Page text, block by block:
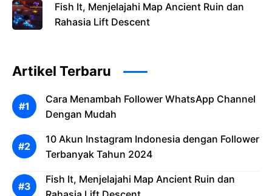
Fish It, Menjelajahi Map Ancient Ruin dan
Rahasia Lift Descent
Artikel Terbaru
Cara Menambah Follower WhatsApp Channel
Dengan Mudah
10 Akun Instagram Indonesia dengan Follower
Terbanyak Tahun 2024
Fish It, Menjelajahi Map Ancient Ruin dan